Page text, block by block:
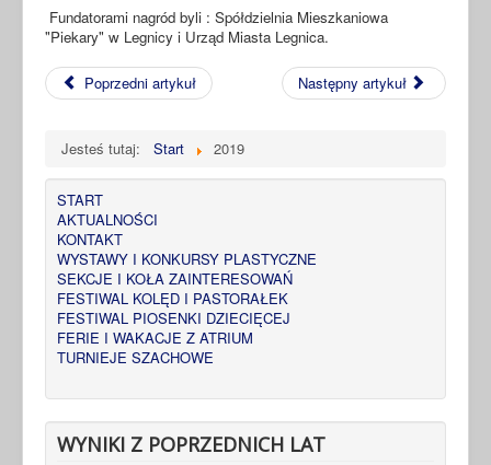
Fundatorami nagród byli : Spółdzielnia Mieszkaniowa
"Piekary" w Legnicy i Urząd Miasta Legnica.
Poprzedni artykuł Następny artykuł
Jesteś tutaj: Start 2019
START
AKTUALNOŚCI
KONTAKT
WYSTAWY I KONKURSY PLASTYCZNE
SEKCJE I KOŁA ZAINTERESOWAŃ
FESTIWAL KOLĘD I PASTORAŁEK
FESTIWAL PIOSENKI DZIECIĘCEJ
FERIE I WAKACJE Z ATRIUM
TURNIEJE SZACHOWE
WYNIKI Z POPRZEDNICH LAT